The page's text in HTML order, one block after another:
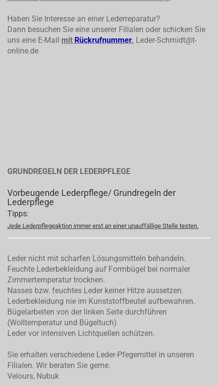
Haben Sie Interesse an einer Lederreparatur?
Dann besuchen Sie eine unserer Filialen oder schicken Sie
uns eine E-Mail mit Rückrufnummer. Leder-Schmidt@t-
online.de
GRUNDREGELN DER LEDERPFLEGE
Vorbeugende Lederpflege/ Grundregeln der
Lederpflege
Tipps:
Jede Lederpflegeaktion immer erst an einer unauffällige Stelle testen.
Leder nicht mit scharfen Lösungsmitteln behandeln.
Feuchte Lederbekleidung auf Formbügel bei normaler
Zimmertemperatur trocknen.
Nasses bzw. feuchtes Leder keiner Hitze aussetzen.
Lederbekleidung nie im Kunststoffbeutel aufbewahren.
Bügelarbeiten von der linken Seite durchführen
(Wolltemperatur und Bügeltuch)
Leder vor intensiven Lichtquellen schützen.
Sie erhalten verschiedene Leder-Pfegemittel in unseren
Filialen. Wir beraten Sie gerne.
Velours, Nubuk